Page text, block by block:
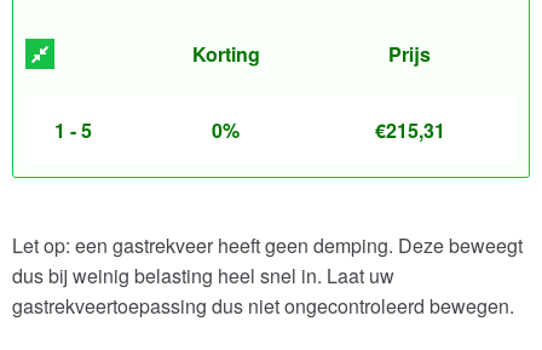
Korting Prijs
1 - 5 0% €215,31
Let op: een gastrekveer heeft geen demping. Deze beweegt
dus bij weinig belasting heel snel in. Laat uw
gastrekveertoepassing dus niet ongecontroleerd bewegen.